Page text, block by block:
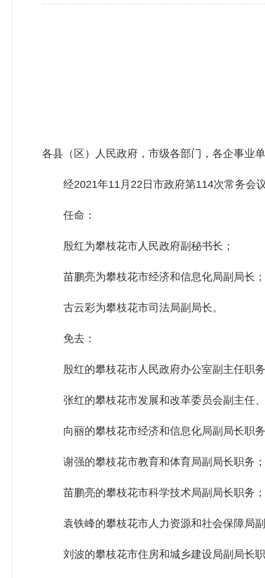
各县（区）人民政府，市级各部门，各企事业
经2021年11月22日市政府第114次常务会
任命：
殷红为攀枝花市人民政府副秘书长；
苗鹏亮为攀枝花市经济和信息化局副局长；
古云彩为攀枝花市司法局副局长。
免去：
殷红的攀枝花市人民政府办公室副主任职
张红的攀枝花市发展和改革委员会副主任、
向丽的攀枝花市经济和信息化局副局长职
谢强的攀枝花市教育和体育局副局长职务；
苗鹏亮的攀枝花市科学技术局副局长职务；
袁铁峰的攀枝花市人力资源和社会保障局
刘波的攀枝花市住房和城乡建设局副局长